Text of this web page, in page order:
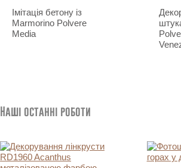
Імітація бетону із
Marmorino Polvere
Media
Наші останні роботи